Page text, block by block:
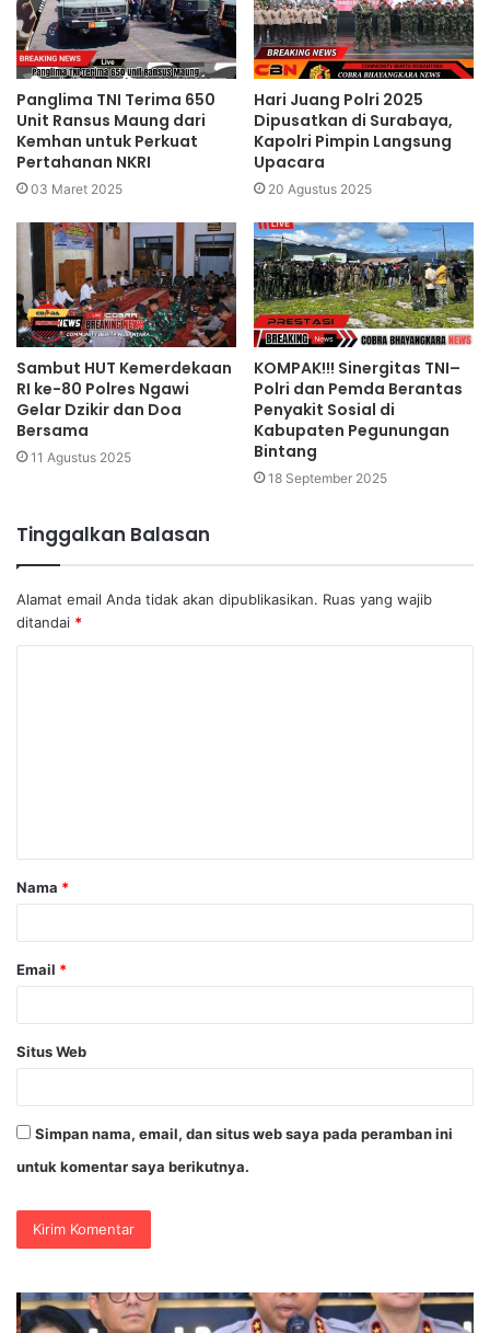
Panglima TNI Terima 650
Unit Ransus Maung dari
Kemhan untuk Perkuat
Pertahanan NKRI
03 Maret 2025
Hari Juang Polri 2025
Dipusatkan di Surabaya,
Kapolri Pimpin Langsung
Upacara
20 Agustus 2025
Sambut HUT Kemerdekaan
RI ke-80 Polres Ngawi
Gelar Dzikir dan Doa
Bersama
11 Agustus 2025
KOMPAK!!! Sinergitas TNI–
Polri dan Pemda Berantas
Penyakit Sosial di
Kabupaten Pegunungan
Bintang
18 September 2025
Tinggalkan Balasan
Alamat email Anda tidak akan dipublikasikan. Ruas yang wajib
ditandai *
a
r
Nama *
Email *
Situs Web
Simpan nama, email, dan situs web saya pada peramban ini
untuk komentar saya berikutnya.
Polri
Pastikan